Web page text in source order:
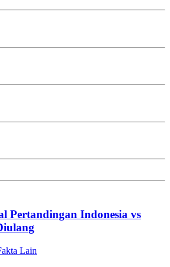
Pertandingan Indonesia vs
Lain